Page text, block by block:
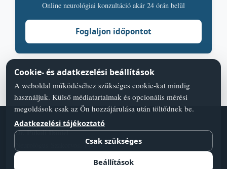
Online neurológiai konzultáció akár 24 órán belül
Foglaljon időpontot
Dr. Pukoli Dániel
Neurológus Szakorvos, Főorvos
Adatvédelmi szabályzat
Orvos válaszol
Cookie- és adatkezelési beállítások
A weboldal működéséhez szükséges cookie-kat mindig
használjuk. Külső médiatartalmak és opcionális mérési
megoldások csak az Ön hozzájárulása után töltődnek be.
Adatkezelési tájékoztató
Csak szükséges
Beállítások